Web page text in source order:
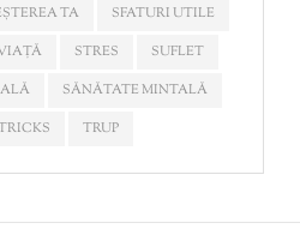
TA
SFATURI UTILE
STRES
SUFLET
SĂNĂTATE MINTALĂ
TRUP